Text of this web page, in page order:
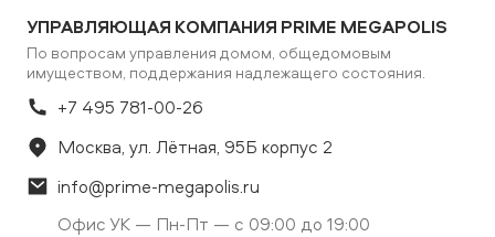
УПРАВЛЯЮЩАЯ КОМПАНИЯ PRIME MEGAPOLIS
По вопросам управления домом, общедомовым
имуществом, поддержания надлежащего состояния.
+7 495 781-00-26
Москва, ул. Лётная, 95Б корпус 2
info@prime-megapolis.ru
Офис УК — Пн-Пт — с 09:00 до 19:00